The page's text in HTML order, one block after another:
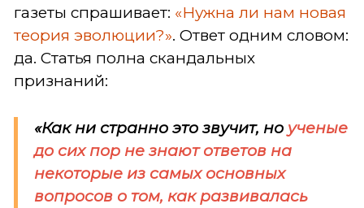
газеты спрашивает: «Нужна ли нам новая
теория эволюции?». Ответ одним словом:
да. Статья полна скандальных
признаний:
«Как ни странно это звучит, но ученые
до сих пор не знают ответов на
некоторые из самых основных
вопросов о том, как развивалась